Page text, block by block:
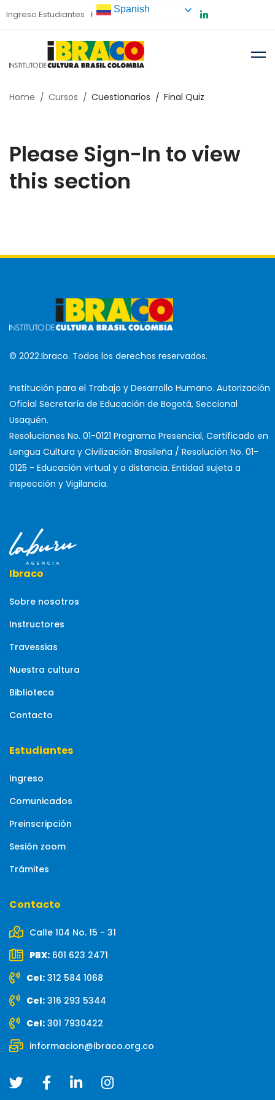
Ingreso Estudiantes Preinscripción
Home Cursos Cuestionarios Final Quiz
Please Sign-In to view
this section
© 2022.Ibraco. Todos los derechos reservados.
Institución para el Trabajo y Desarrollo Humano. Autorización
Oficial Secretaría de Educación de Bogotá, Seccional
Usaquén.
Resoluciones No. 01-0121 Programa Presencial, Certificado en
Lengua Cultura y Civilización Brasileña / Resolución No. 01-
0125 - Educación virtual y a distancia. Entidad sujeta a
inspección y Vigilancia.
Ibraco
Sobre nosotros
Instructores
Travessias
Nuestra cultura
Biblioteca
Contacto
Estudiantes
Ingreso
Comunicados
Preinscripción
Sesión zoom
Trámites
Contacto
Calle 104 No. 15 - 31
PBX: 601 623 2471
Cel: 312 584 1068
Cel: 316 293 5344
Cel: 301 7930422
informacion@ibraco.org.co
Spanish